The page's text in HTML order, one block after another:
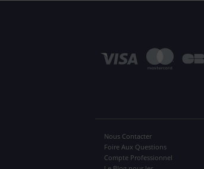
Nous Contacter
Foire Aux Questions
Compte Professionnel